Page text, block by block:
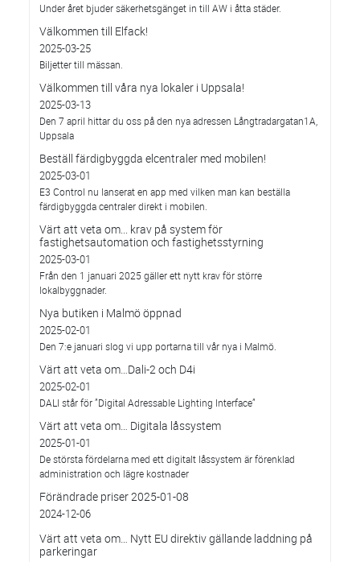
Under året bjuder säkerhetsgänget in till AW i åtta städer.
Välkommen till Elfack!
2025-03-25
Biljetter till mässan.
Välkommen till våra nya lokaler i Uppsala!
2025-03-13
Den 7 april hittar du oss på den nya adressen Långtradargatan1A,
Uppsala
Beställ färdigbyggda elcentraler med mobilen!
2025-03-01
E3 Control nu lanserat en app med vilken man kan beställa
färdigbyggda centraler direkt i mobilen.
Värt att veta om... krav på system för
fastighetsautomation och fastighetsstyrning
2025-03-01
Från den 1 januari 2025 gäller ett nytt krav för större
lokalbyggnader.
Nya butiken i Malmö öppnad
2025-02-01
Den 7:e januari slog vi upp portarna till vår nya i Malmö.
Värt att veta om…Dali-2 och D4i
2025-02-01
DALI står för ”Digital Adressable Lighting Interface”
Värt att veta om… Digitala låssystem
2025-01-01
De största fördelarna med ett digitalt låssystem är förenklad
administration och lägre kostnader
Förändrade priser 2025-01-08
2024-12-06
Värt att veta om… Nytt EU direktiv gällande laddning på
parkeringar